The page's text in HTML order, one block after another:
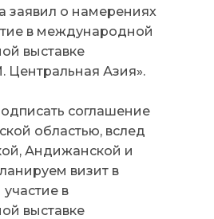
заявил о намерениях
в международной
выставке
Азия».
соглашение
областью, вслед
Андижанской и
визит в
в
выставке